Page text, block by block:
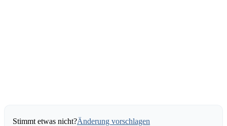
Stimmt etwas nicht?Änderung vorschlagen